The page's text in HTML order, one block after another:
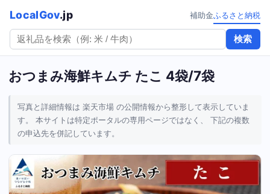
LocalGov.jp
検索
補助金ふるさと納税
おつまみ海鮮キムチ たこ 4袋/7袋
写真と詳細情報は 楽天市場 の公開情報から整形して表示していま
す。 本サイトは特定ポータルの専用ページではなく、 下記の複数
の申込先を併記しています。